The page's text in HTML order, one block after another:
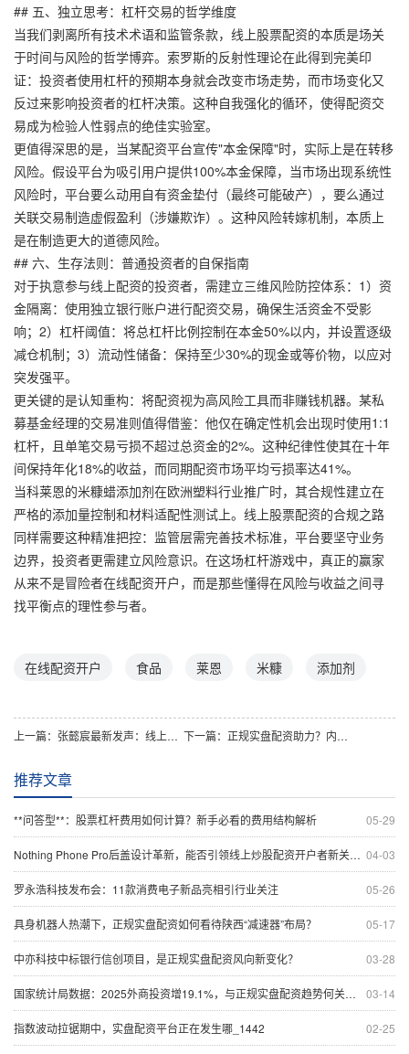
## 五、独立思考：杠杆交易的哲学维度
当我们剥离所有技术术语和监管条款，线上股票配资的本质是场关
于时间与风险的哲学博弈。索罗斯的反射性理论在此得到完美印
证：投资者使用杠杆的预期本身就会改变市场走势，而市场变化又
反过来影响投资者的杠杆决策。这种自我强化的循环，使得配资交
易成为检验人性弱点的绝佳实验室。
更值得深思的是，当某配资平台宣传"本金保障"时，实际上是在转移
风险。假设平台为吸引用户提供100%本金保障，当市场出现系统性
风险时，平台要么动用自有资金垫付（最终可能破产），要么通过
关联交易制造虚假盈利（涉嫌欺诈）。这种风险转嫁机制，本质上
是在制造更大的道德风险。
## 六、生存法则：普通投资者的自保指南
对于执意参与线上配资的投资者，需建立三维风险防控体系：1）资
金隔离：使用独立银行账户进行配资交易，确保生活资金不受影
响；2）杠杆阈值：将总杠杆比例控制在本金50%以内，并设置逐级
减仓机制；3）流动性储备：保持至少30%的现金或等价物，以应对
突发强平。
更关键的是认知重构：将配资视为高风险工具而非赚钱机器。某私
募基金经理的交易准则值得借鉴：他仅在确定性机会出现时使用1:1
杠杆，且单笔交易亏损不超过总资金的2%。这种纪律性使其在十年
间保持年化18%的收益，而同期配资市场平均亏损率达41%。
当科莱恩的米糠蜡添加剂在欧洲塑料行业推广时，其合规性建立在
严格的添加量控制和材料适配性测试上。线上股票配资的合规之路
同样需要这种精准把控：监管层需完善技术标准，平台要坚守业务
边界，投资者更需建立风险意识。在这场杠杆游戏中，真正的赢家
从来不是冒险者在线配资开户，而是那些懂得在风险与收益之间寻
找平衡点的理性参与者。
在线配资开户 食品 莱恩 米糠 添加剂
上一篇： 张懿宸最新发声：线上实盘配资监管应如何适应市场新趋势？ 下一篇： 正规实盘配资助力？内需提振或成中国股市上升新引擎
推荐文章
05-29
**问答型**：股票杠杆费用如何计算？新手必看的费用结构解析
04-03
Nothing Phone Pro后盖设计革新，能否引领线上炒股配资开户者新关注？
05-26
罗永浩科技发布会：11款消费电子新品亮相引行业关注
05-17
具身机器人热潮下，正规实盘配资如何看待陕西“减速器”布局？
03-28
中亦科技中标银行信创项目，是正规实盘配资风向新变化？
03-14
国家统计局数据：2025外商投资增19.1%，与正规实盘配资趋势何关联？
02-25
指数波动拉锯期中，实盘配资平台正在发生哪_1442